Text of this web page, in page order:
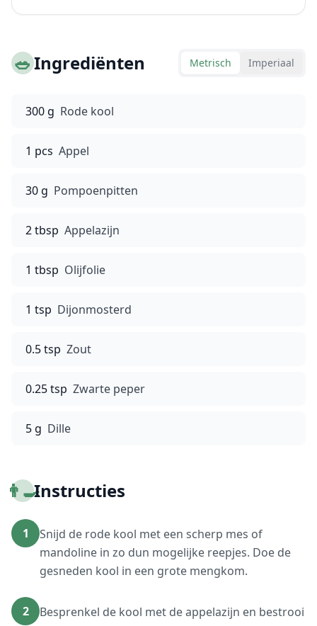
🥗Ingrediënten Metrisch Imperiaal
300 g Rode kool
1 pcs Appel
30 g Pompoenpitten
2 tbsp Appelazijn
1 tbsp Olijfolie
1 tsp Dijonmosterd
0.5 tsp Zout
0.25 tsp Zwarte peper
5 g Dille
👨‍🍳Instructies
1
Snijd de rode kool met een scherp mes of
mandoline in zo dun mogelijke reepjes. Doe de
gesneden kool in een grote mengkom.
2
Besprenkel de kool met de appelazijn en bestrooi